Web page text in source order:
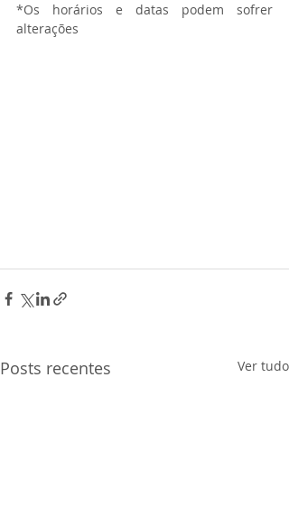
*Os horários e datas podem sofrer
alterações
Posts recentes Ver tudo